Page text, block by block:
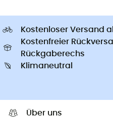
Kostenloser Versand
Kostenfreier
Rückgaberechs
Klimaneutral
Über uns